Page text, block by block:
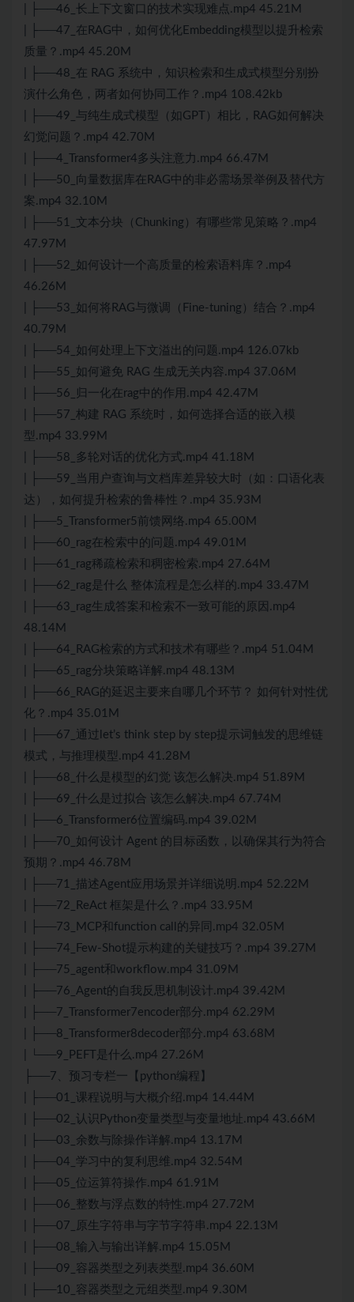
| ├──46_长上下文窗口的技术实现难点.mp4 45.21M
| ├──47_在RAG中，如何优化Embedding模型以提升检索
质量？.mp4 45.20M
| ├──48_在 RAG 系统中，知识检索和生成式模型分别扮
演什么角色，两者如何协同工作？.mp4 108.42kb
| ├──49_与纯生成式模型（如GPT）相比，RAG如何解决
幻觉问题？.mp4 42.70M
| ├──4_Transformer4多头注意力.mp4 66.47M
| ├──50_向量数据库在RAG中的非必需场景举例及替代方
案.mp4 32.10M
| ├──51_文本分块（Chunking）有哪些常见策略？.mp4
47.97M
| ├──52_如何设计一个高质量的检索语料库？.mp4
46.26M
| ├──53_如何将RAG与微调（Fine-tuning）结合？.mp4
40.79M
| ├──54_如何处理上下文溢出的问题.mp4 126.07kb
| ├──55_如何避免 RAG 生成无关内容.mp4 37.06M
| ├──56_归一化在rag中的作用.mp4 42.47M
| ├──57_构建 RAG 系统时，如何选择合适的嵌入模
型.mp4 33.99M
| ├──58_多轮对话的优化方式.mp4 41.18M
| ├──59_当用户查询与文档库差异较大时（如：口语化表
达），如何提升检索的鲁棒性？.mp4 35.93M
| ├──5_Transformer5前馈网络.mp4 65.00M
| ├──60_rag在检索中的问题.mp4 49.01M
| ├──61_rag稀疏检索和稠密检索.mp4 27.64M
| ├──62_rag是什么 整体流程是怎么样的.mp4 33.47M
| ├──63_rag生成答案和检索不一致可能的原因.mp4
48.14M
| ├──64_RAG检索的方式和技术有哪些？.mp4 51.04M
| ├──65_rag分块策略详解.mp4 48.13M
| ├──66_RAG的延迟主要来自哪几个环节？ 如何针对性优
化？.mp4 35.01M
| ├──67_通过let’s think step by step提示词触发的思维链
模式，与推理模型.mp4 41.28M
| ├──68_什么是模型的幻觉 该怎么解决.mp4 51.89M
| ├──69_什么是过拟合 该怎么解决.mp4 67.74M
| ├──6_Transformer6位置编码.mp4 39.02M
| ├──70_如何设计 Agent 的目标函数，以确保其行为符合
预期？.mp4 46.78M
| ├──71_描述Agent应用场景并详细说明.mp4 52.22M
| ├──72_ReAct 框架是什么？.mp4 33.95M
| ├──73_MCP和function call的异同.mp4 32.05M
| ├──74_Few-Shot提示构建的关键技巧？.mp4 39.27M
| ├──75_agent和workflow.mp4 31.09M
| ├──76_Agent的自我反思机制设计.mp4 39.42M
| ├──7_Transformer7encoder部分.mp4 62.29M
| ├──8_Transformer8decoder部分.mp4 63.68M
| └──9_PEFT是什么.mp4 27.26M
├──7、预习专栏一【python编程】
| ├──01_课程说明与大概介绍.mp4 14.44M
| ├──02_认识Python变量类型与变量地址.mp4 43.66M
| ├──03_余数与除操作详解.mp4 13.17M
| ├──04_学习中的复利思维.mp4 32.54M
| ├──05_位运算符操作.mp4 61.91M
| ├──06_整数与浮点数的特性.mp4 27.72M
| ├──07_原生字符串与字节字符串.mp4 22.13M
| ├──08_输入与输出详解.mp4 15.05M
| ├──09_容器类型之列表类型.mp4 36.60M
| ├──10_容器类型之元组类型.mp4 9.30M